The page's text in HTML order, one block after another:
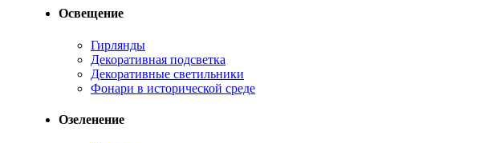
Освещение
Гирлянды
Декоративная подсветка
Декоративные светильники
Фонари в исторической среде
Озеленение